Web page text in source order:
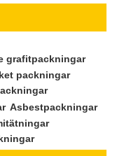
grafitpackningar
packningar
Asbestpackningar